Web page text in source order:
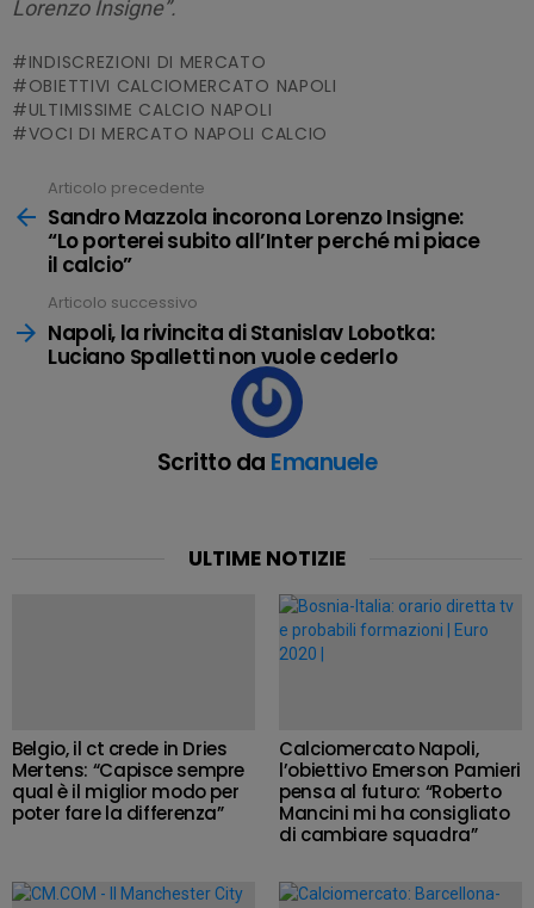
Lorenzo Insigne”.
INDISCREZIONI DI MERCATO
OBIETTIVI CALCIOMERCATO NAPOLI
ULTIMISSIME CALCIO NAPOLI
VOCI DI MERCATO NAPOLI CALCIO
Leggi
tutto
Articolo precedente
Sandro Mazzola incorona Lorenzo Insigne:
“Lo porterei subito all’Inter perché mi piace
il calcio”
Articolo successivo
Napoli, la rivincita di Stanislav Lobotka:
Luciano Spalletti non vuole cederlo
Scritto da Emanuele
ULTIME NOTIZIE
Belgio, il ct crede in Dries
Mertens: “Capisce sempre
qual è il miglior modo per
poter fare la differenza”
Calciomercato Napoli,
l’obiettivo Emerson Pamieri
pensa al futuro: “Roberto
Mancini mi ha consigliato
di cambiare squadra”